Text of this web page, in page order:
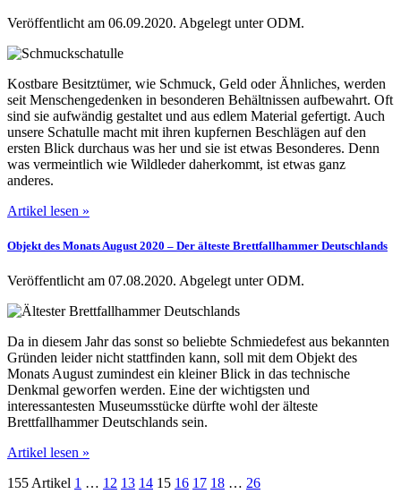
Veröffentlicht am 06.09.2020. Abgelegt unter ODM.
Kostbare Besitztümer, wie Schmuck, Geld oder Ähnliches, werden
seit Menschengedenken in besonderen Behältnissen aufbewahrt. Oft
sind sie aufwändig gestaltet und aus edlem Material gefertigt. Auch
unsere Schatulle macht mit ihren kupfernen Beschlägen auf den
ersten Blick durchaus was her und sie ist etwas Besonderes. Denn
was vermeintlich wie Wildleder daherkommt, ist etwas ganz
anderes.
Artikel lesen »
Objekt des Monats August 2020 – Der älteste Brettfallhammer Deutschlands
Veröffentlicht am 07.08.2020. Abgelegt unter ODM.
Da in diesem Jahr das sonst so beliebte Schmiedefest aus bekannten
Gründen leider nicht stattfinden kann, soll mit dem Objekt des
Monats August zumindest ein kleiner Blick in das technische
Denkmal geworfen werden. Eine der wichtigsten und
interessantesten Museumsstücke dürfte wohl der älteste
Brettfallhammer Deutschlands sein.
Artikel lesen »
155 Artikel 1 … 12 13 14 15 16 17 18 … 26